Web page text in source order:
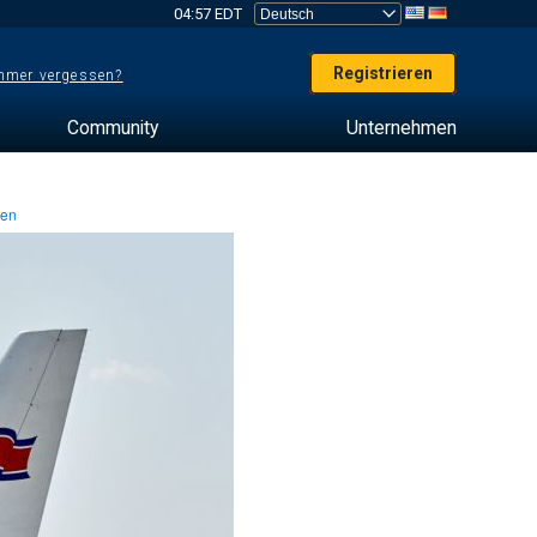
04:57 EDT
vergessen? Registrieren
Community Unternehmen